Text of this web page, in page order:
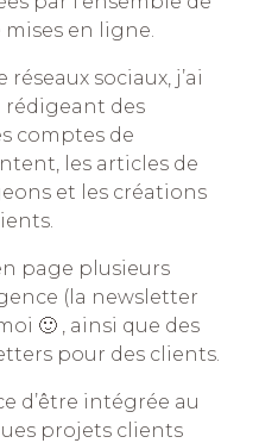
mises en ligne.
sociaux, j’ai
rédigeant des
comptes de
les articles de
et les créations
page plusieurs
(la newsletter
🙂 , ainsi que des
pour des clients.
d’être intégrée au
projets clients